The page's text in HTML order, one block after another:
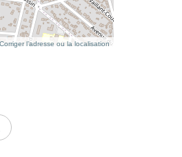
Corriger l’adresse ou la localisation